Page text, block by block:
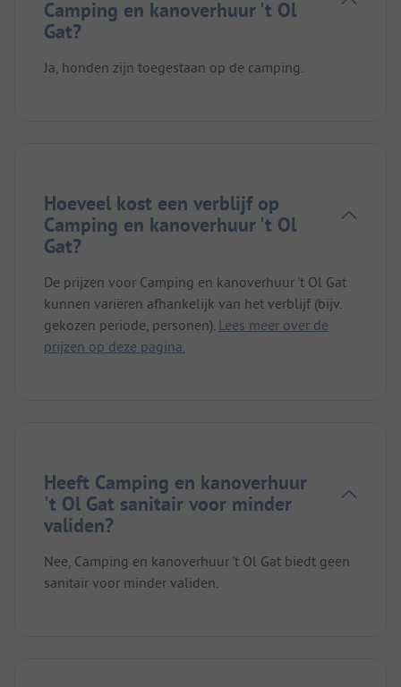
Camping en kanoverhuur 't Ol
Gat?
Ja, honden zijn toegestaan op de camping.
Hoeveel kost een verblijf op
Camping en kanoverhuur 't Ol
Gat?
De prijzen voor Camping en kanoverhuur 't Ol Gat
kunnen variëren afhankelijk van het verblijf (bijv.
gekozen periode, personen). Lees meer over de
prijzen op deze pagina.
Heeft Camping en kanoverhuur
't Ol Gat sanitair voor minder
validen?
Nee, Camping en kanoverhuur 't Ol Gat biedt geen
sanitair voor minder validen.